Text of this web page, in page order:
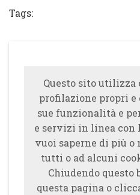
Tags:
Questo sito
profilazione propri
sue funzionalità e
e servizi in linea con
vuoi saperne di più o
tutti o ad alcuni
Chiudendo questo
questa pagina o